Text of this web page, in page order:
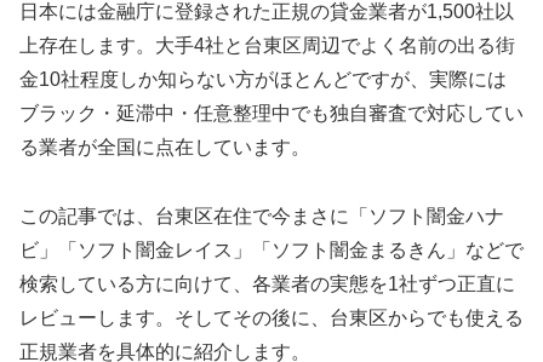
日本には金融庁に登録された正規の貸金業者が1,500社以
上存在します。大手4社と台東区周辺でよく名前の出る街
金10社程度しか知らない方がほとんどですが、実際には
ブラック・延滞中・任意整理中でも独自審査で対応してい
る業者が全国に点在しています。
この記事では、台東区在住で今まさに「ソフト闇金ハナ
ビ」「ソフト闇金レイス」「ソフト闇金まるきん」などで
検索している方に向けて、各業者の実態を1社ずつ正直に
レビューします。そしてその後に、台東区からでも使える
正規業者を具体的に紹介します。